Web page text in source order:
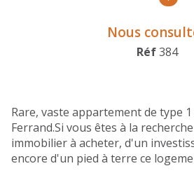
Nous
Réf384
Rare, vaste appartement de type
Ferrand.Si vous êtes à la
immobilier à acheter, d'un
encore d'un pied à terre ce